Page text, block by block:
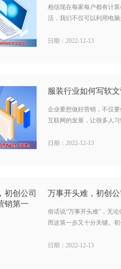
相信现在每家每户都有计
活，我们不仅可以利用电
日期：2022-12-13
企业要想做好营销，不仅
互联网的发展，让很多人
日期：2022-12-13
俗话说“万事开头难”，无
而这第一步又十分关键。
日期：2022-12-13